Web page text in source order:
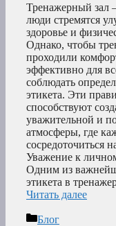
Тренажерный зал
люди стремятся
здоровье и
Однако, чтобы
проходили
эффективно для
соблюдать
этикета. Эти
способствуют
уважительной и
атмосферы, где
сосредоточиться
Уважение к
Одним из
этикета в
Читать далее
Рубрики
Блог